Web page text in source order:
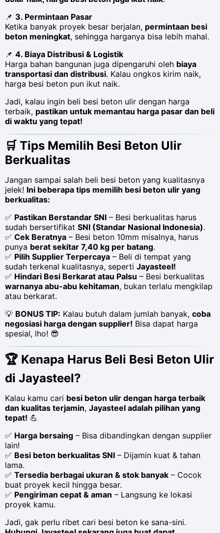
📌 3. Permintaan Pasar
Ketika banyak proyek besar berjalan, permintaan besi
beton meningkat, sehingga harganya bisa lebih mahal.
📌 4. Biaya Distribusi & Logistik
Harga bahan bangunan juga dipengaruhi oleh biaya
transportasi dan distribusi. Kalau ongkos kirim naik,
harga besi beton pun ikut naik.
Jadi, kalau ingin beli besi beton ulir dengan harga
terbaik, pastikan untuk memantau harga pasar dan beli
di waktu yang tepat!
🛒 Tips Memilih Besi Beton Ulir
Berkualitas
Jangan sampai salah beli besi beton yang kualitasnya
jelek! Ini beberapa tips memilih besi beton ulir yang
berkualitas:
✅ Pastikan Berstandar SNI – Besi berkualitas harus
sudah bersertifikat SNI (Standar Nasional Indonesia).
✅ Cek Beratnya – Besi beton 10mm misalnya, harus
punya berat sekitar 7,40 kg per batang.
✅ Pilih Supplier Terpercaya – Beli di tempat yang
sudah terkenal kualitasnya, seperti Jayasteel!
✅ Hindari Besi Berkarat atau Palsu – Besi berkualitas
warnanya abu-abu kehitaman, bukan terlalu mengkilap
atau berkarat.
💡 BONUS TIP: Kalau butuh dalam jumlah banyak, coba
negosiasi harga dengan supplier! Bisa dapat harga
spesial, lho! 😎
🏆 Kenapa Harus Beli Besi Beton Ulir
di Jayasteel?
Kalau kamu cari besi beton ulir dengan harga terbaik
dan kualitas terjamin, Jayasteel adalah pilihan yang
tepat! 💪
✅ Harga bersaing – Bisa dibandingkan dengan supplier
lain!
✅ Besi beton berkualitas SNI – Dijamin kuat & tahan
lama.
✅ Tersedia berbagai ukuran & stok banyak – Cocok
buat proyek kecil hingga besar.
✅ Pengiriman cepat & aman – Langsung ke lokasi
proyek kamu.
Jadi, gak perlu ribet cari besi beton ke sana-sini.